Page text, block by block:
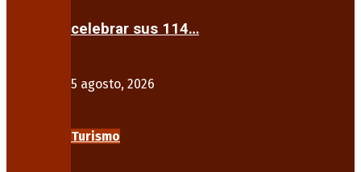
celebrar sus 114…
5 agosto, 2026
Turismo